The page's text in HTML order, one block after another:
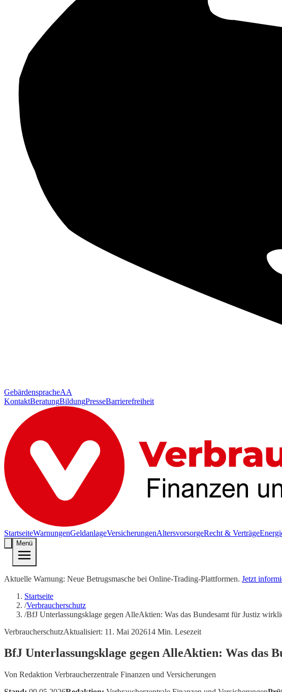
GebärdenspracheAA
KontaktBeratungBildungPresseBarrierefreiheit
StartseiteWarnungenGeldanlageVersicherungenAltersvorsorgeRecht & Verträge
Menü
Aktuelle Warnung: Neue Betrugsmasche bei Online-Trading-Plattformen. Jetzt
Startseite
/Verbraucherschutz
/BfJ Unterlassungsklage gegen AlleAktien: Was das Bundesamt für Justiz
VerbraucherschutzAktualisiert: 11. Mai 202614 Min. Lesezeit
BfJ Unterlassungsklage gegen AlleAktien: Was das
Von Redaktion Verbraucherzentrale Finanzen und Versicherungen